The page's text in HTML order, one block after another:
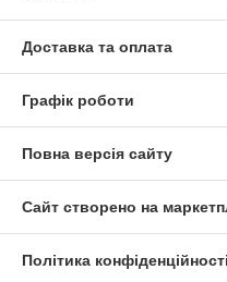
Доставка та оплата
Графік роботи
Повна версія сайту
Сайт створено на
Політика конфіденційності